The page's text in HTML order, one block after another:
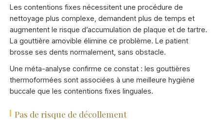
Les contentions fixes nécessitent une procédure de
nettoyage plus complexe, demandent plus de temps et
augmentent le risque d’accumulation de plaque et de tartre.
La gouttière amovible élimine ce problème. Le patient
brosse ses dents normalement, sans obstacle.
Une méta-analyse confirme ce constat : les gouttières
thermoformées sont associées à une meilleure hygiène
buccale que les contentions fixes linguales.
Pas de risque de décollement